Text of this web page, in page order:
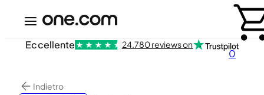
0
Eccellente 24.780 reviews on
Indietro